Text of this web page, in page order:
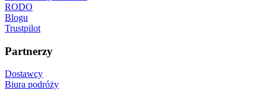
RODO
Blogu
Trustpilot
Partnerzy
Dostawcy
Biura podróży